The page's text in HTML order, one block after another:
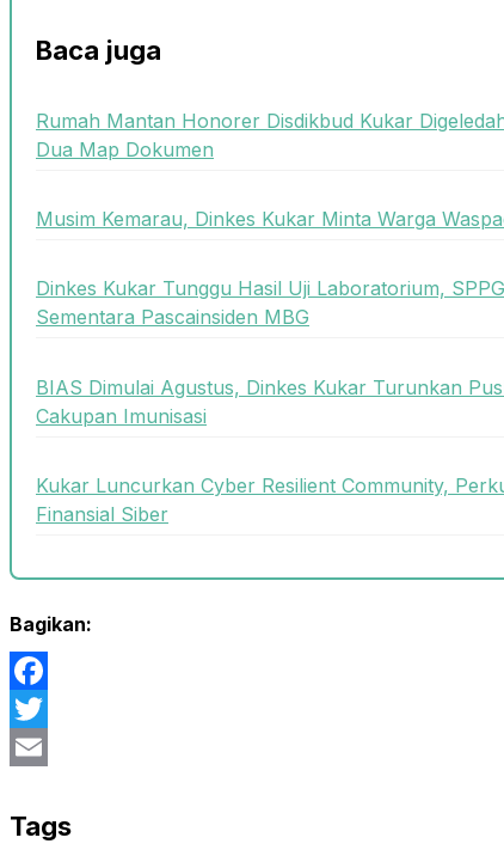
Baca juga
Rumah Mantan Honorer Disdikbud Kukar
Dua Map Dokumen
Musim Kemarau, Dinkes Kukar Minta Warga
Dinkes Kukar Tunggu Hasil Uji Laboratorium,
Sementara Pascainsiden MBG
BIAS Dimulai Agustus, Dinkes Kukar Turunkan
Cakupan Imunisasi
Kukar Luncurkan Cyber Resilient Community,
Finansial Siber
Bagikan:
Facebook
Twitter
Tags